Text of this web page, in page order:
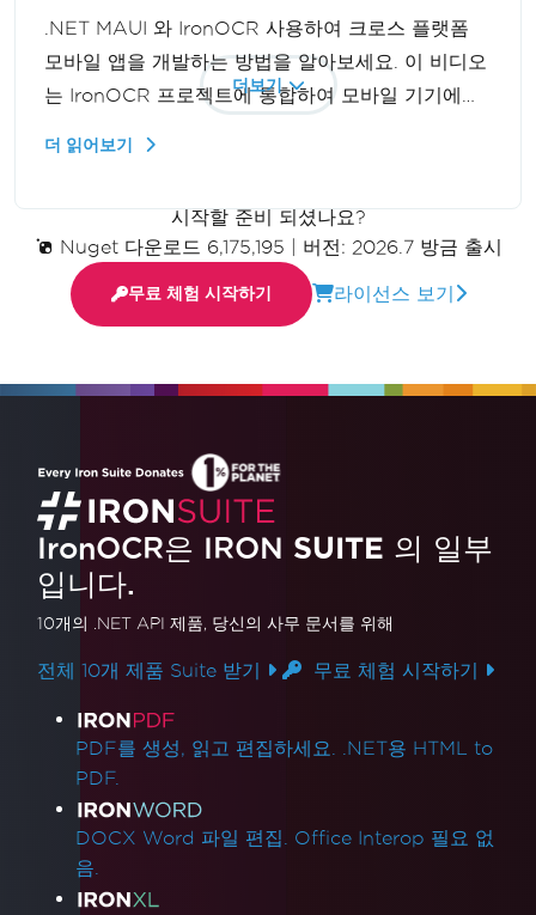
.NET MAUI 와 IronOCR 사용하여 크로스 플랫폼
모바일 앱을 개발하는 방법을 알아보세요. 이 비디오
는 IronOCR 프로젝트에 통합하여 모바일 기기에서
더 읽어보기
더보기
시작할 준비 되셨나요?
Nuget 다운로드 6,175,195
버전: 2026.7 방금 출시
무료 체험 시작하기 라이선스 보기
IronOCR은 IRON SUITE 의 일부
입니다.
10개의 .NET API 제품, 당신의 사무 문서를 위해
전체 10개 제품 Suite 받기 무료 체험 시작하기
제품 링크
PDF를 생성, 읽고 편집하세요. .NET용 HTML to
PDF.
DOCX Word 파일 편집. Office Interop 필요 없
음.